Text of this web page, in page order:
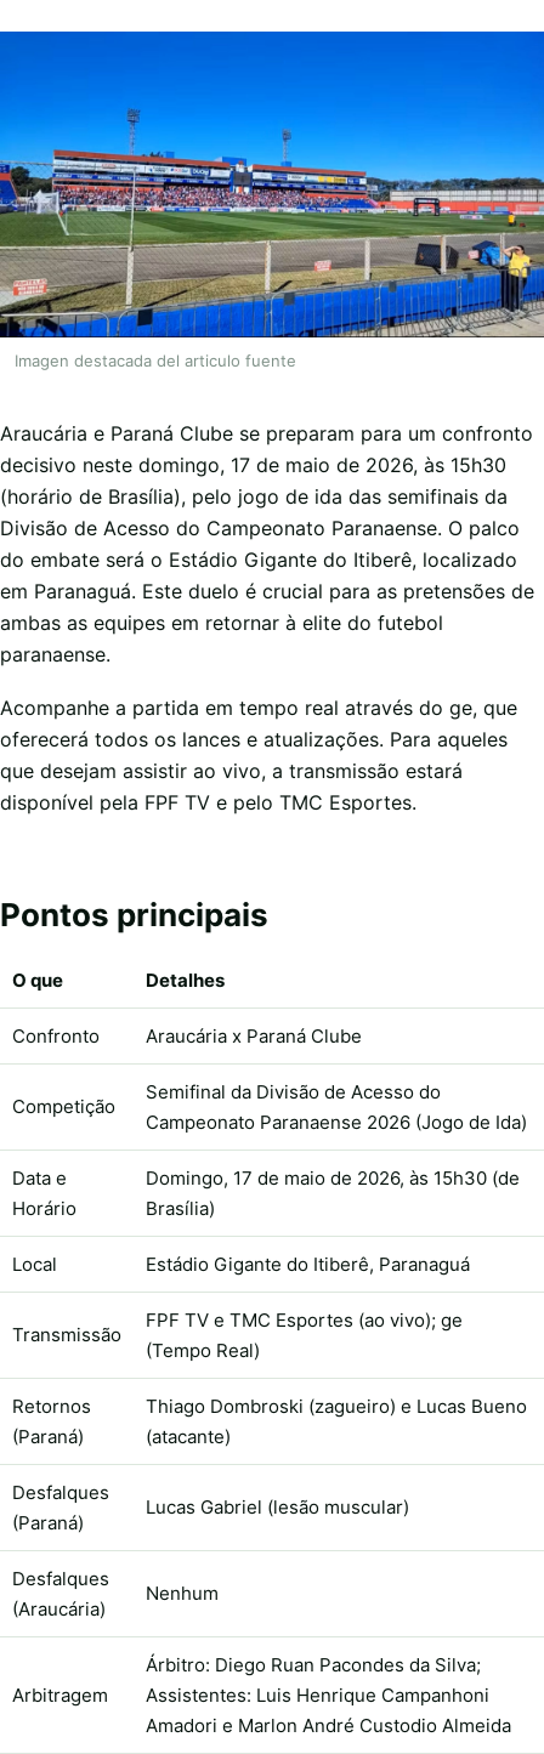
Imagen destacada del articulo fuente
Araucária e Paraná Clube se preparam para um confronto
decisivo neste domingo, 17 de maio de 2026, às 15h30
(horário de Brasília), pelo jogo de ida das semifinais da
Divisão de Acesso do Campeonato Paranaense. O palco
do embate será o Estádio Gigante do Itiberê, localizado
em Paranaguá. Este duelo é crucial para as pretensões de
ambas as equipes em retornar à elite do futebol
paranaense.
Acompanhe a partida em tempo real através do ge, que
oferecerá todos os lances e atualizações. Para aqueles
que desejam assistir ao vivo, a transmissão estará
disponível pela FPF TV e pelo TMC Esportes.
Pontos principais
O que Detalhes
Confronto Araucária x Paraná Clube
Competição
Semifinal da Divisão de Acesso do
Campeonato Paranaense 2026 (Jogo de Ida)
Data e
Horário
Domingo, 17 de maio de 2026, às 15h30 (de
Brasília)
Local Estádio Gigante do Itiberê, Paranaguá
Transmissão
FPF TV e TMC Esportes (ao vivo); ge
(Tempo Real)
Retornos
(Paraná)
Thiago Dombroski (zagueiro) e Lucas Bueno
(atacante)
Desfalques
(Paraná)
Lucas Gabriel (lesão muscular)
Desfalques
(Araucária)
Nenhum
Arbitragem
Árbitro: Diego Ruan Pacondes da Silva;
Assistentes: Luis Henrique Campanhoni
Amadori e Marlon André Custodio Almeida